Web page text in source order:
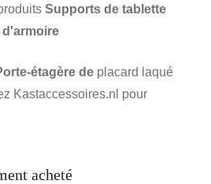
Supports de tablette
d'armoire
étagère de placard laqué
Kastaccessoires.nl pour
acheté